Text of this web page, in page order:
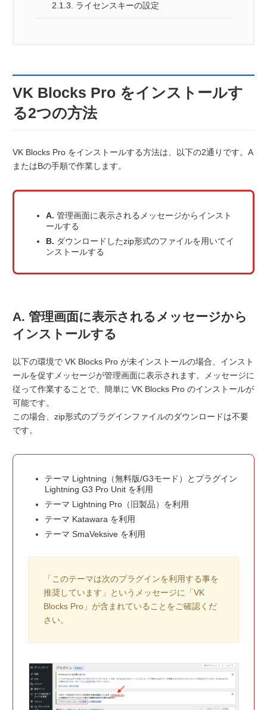
2.1.3. ライセンスキーの設定
VK Blocks Pro をインストールす
る2つの方法
VK Blocks Pro をインストールする方法は、以下の2通りです。A
またはBの手順で作業します。
A.管理画面に表示されるメッセージからインスト
ールする
B. ダウンロードしたzip形式のファイルを用いてイ
ンストールする
A. 管理画面に表示されるメッセージから
インストールする
以下の環境で VK Blocks Pro が未インストールの場合、インスト
ールを促すメッセージが管理画面に表示されます。メッセージに
従って作業することで、簡単に VK Blocks Pro のインストールが
可能です。
この場合、zip形式のプラグインファイルのダウンロードは不要
です。
テーマ Lightning（無料版/G3モード）とプラグイン
Lightning G3 Pro Unit を利用
テーマ Lightning Pro（旧製品）を利用
テーマ Katawara を利用
テーマ SmaVeksive を利用
「このテーマは次のプラグインを利用する事を
推奨しています」というメッセージに「VK
Blocks Pro」が含まれていることをご確認くだ
さい。